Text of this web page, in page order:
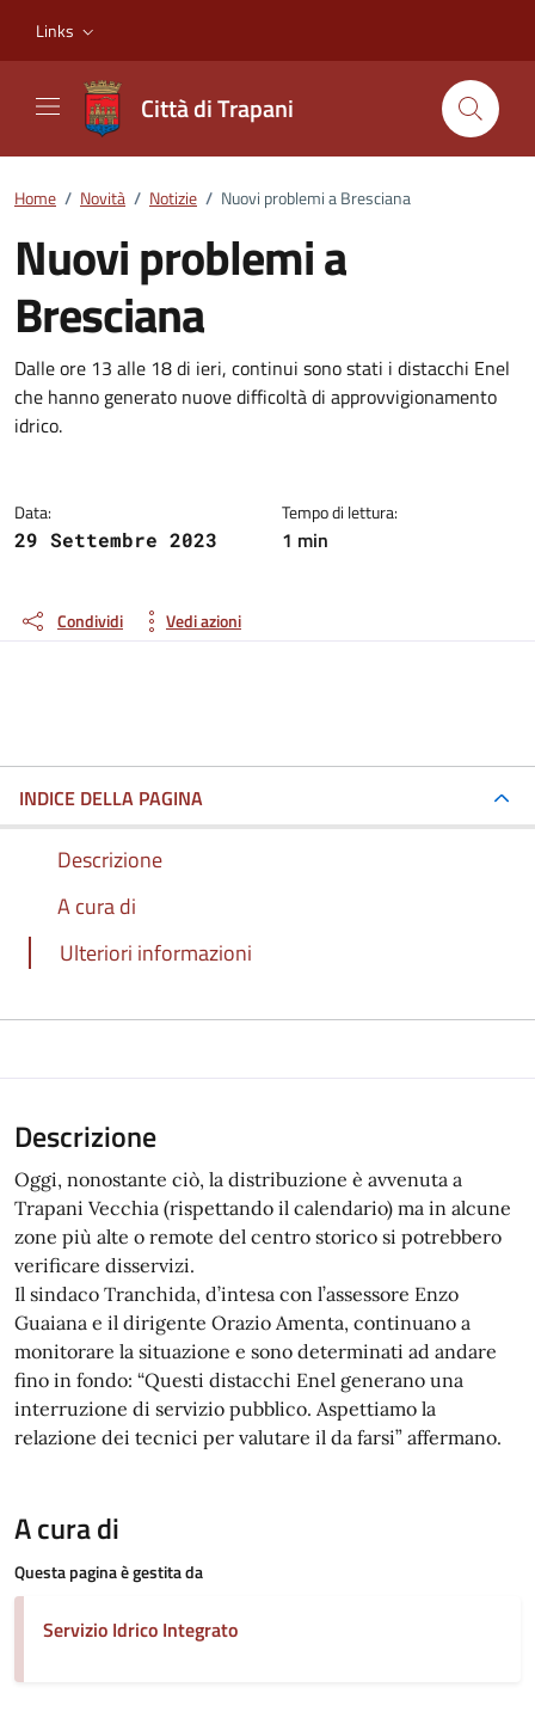
Links
Città di Trapani
Home / Novità / Notizie / Nuovi problemi a Bresciana
Nuovi problemi a
Bresciana
Dettagli della notizia
Dalle ore 13 alle 18 di ieri, continui sono stati i distacchi Enel
che hanno generato nuove difficoltà di approvvigionamento
idrico.
Data:
29 Settembre 2023
Tempo di lettura:
1 min
Condividi Vedi azioni
INDICE DELLA PAGINA
Descrizione
A cura di
Ulteriori informazioni
Descrizione
Oggi, nonostante ciò, la distribuzione è avvenuta a
Trapani Vecchia (rispettando il calendario) ma in alcune
zone più alte o remote del centro storico si potrebbero
verificare disservizi.
Il sindaco Tranchida, d’intesa con l’assessore Enzo
Guaiana e il dirigente Orazio Amenta, continuano a
monitorare la situazione e sono determinati ad andare
fino in fondo: “Questi distacchi Enel generano una
interruzione di servizio pubblico. Aspettiamo la
relazione dei tecnici per valutare il da farsi” affermano.
A cura di
Questa pagina è gestita da
Servizio Idrico Integrato